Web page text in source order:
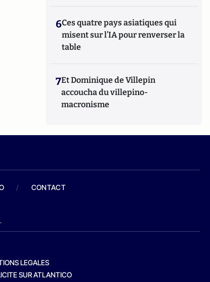
6Ces quatre pays asiatiques qui
misent sur l’IA pour renverser la
table
7Et Dominique de Villepin
accoucha du villepino-
macronisme
/ CONTACT
LEGALES
SUR ATLANTICO